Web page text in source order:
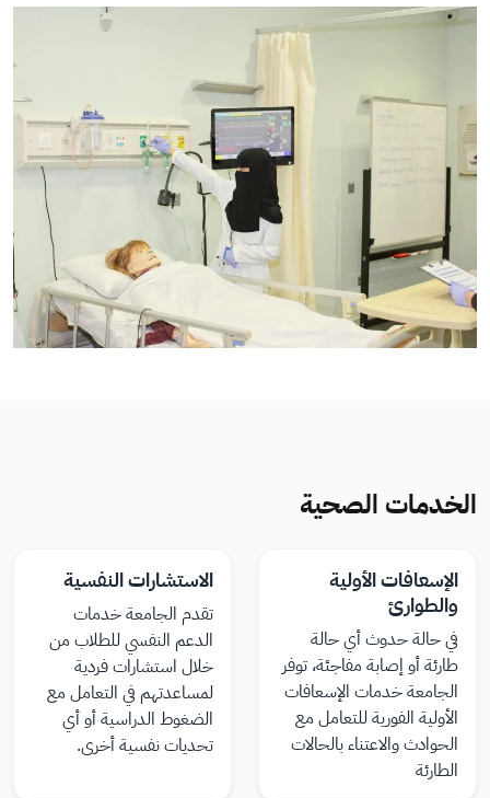
ميديا
الصورة
الخدمات الصحية
الإسعافات الأولية
والطوارئ
في حالة حدوث أي حالة
طارئة أو إصابة مفاجئة، توفر
الجامعة خدمات الإسعافات
الأولية الفورية للتعامل مع
الحوادث والاعتناء بالحالات
الطارئة
الاستشارات النفسية
تقدم الجامعة خدمات
الدعم النفسي للطلاب من
خلال استشارات فردية
لمساعدتهم في التعامل مع
الضغوط الدراسية أو أي
تحديات نفسية أخرى.